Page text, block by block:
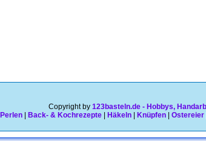
Copyright by123basteln.de - Hobbys,
| Back- & Kochrezepte| Häkeln| Knüpfen| Ostereier|